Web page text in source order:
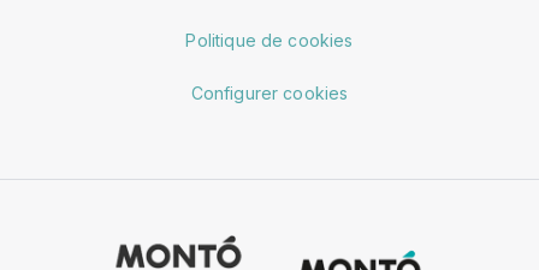
Politique de cookies
Configurer cookies